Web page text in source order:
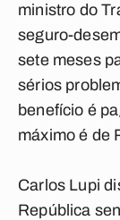
ministro do
seguro-
sete meses
sérios
benefício é
máximo é de
Carlos Lupi
República